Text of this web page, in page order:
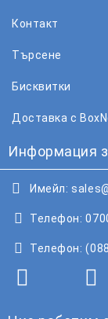
Контакт
Търсене
Бисквитки
Доставка с
Информация
Имейл:
Телефон:
Телефон: